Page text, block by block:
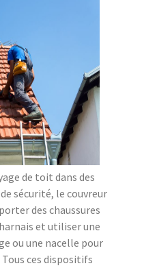
de toit dans des
sécurité, le couvreur
des chaussures
et utiliser une
ou une nacelle pour
ces dispositifs